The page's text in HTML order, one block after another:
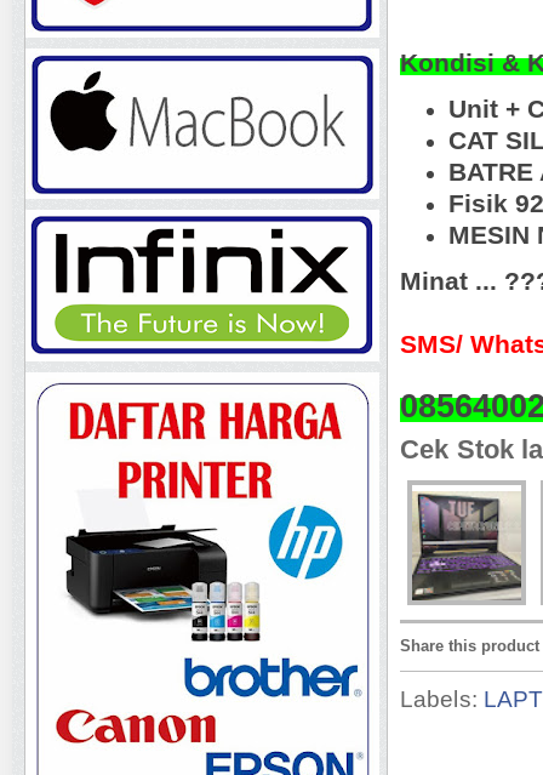
Kondisi &
Unit +
CAT
BATRE
Fisik
MESIN
Minat ...
SMS/
Cek Stok
Share this product
Labels: